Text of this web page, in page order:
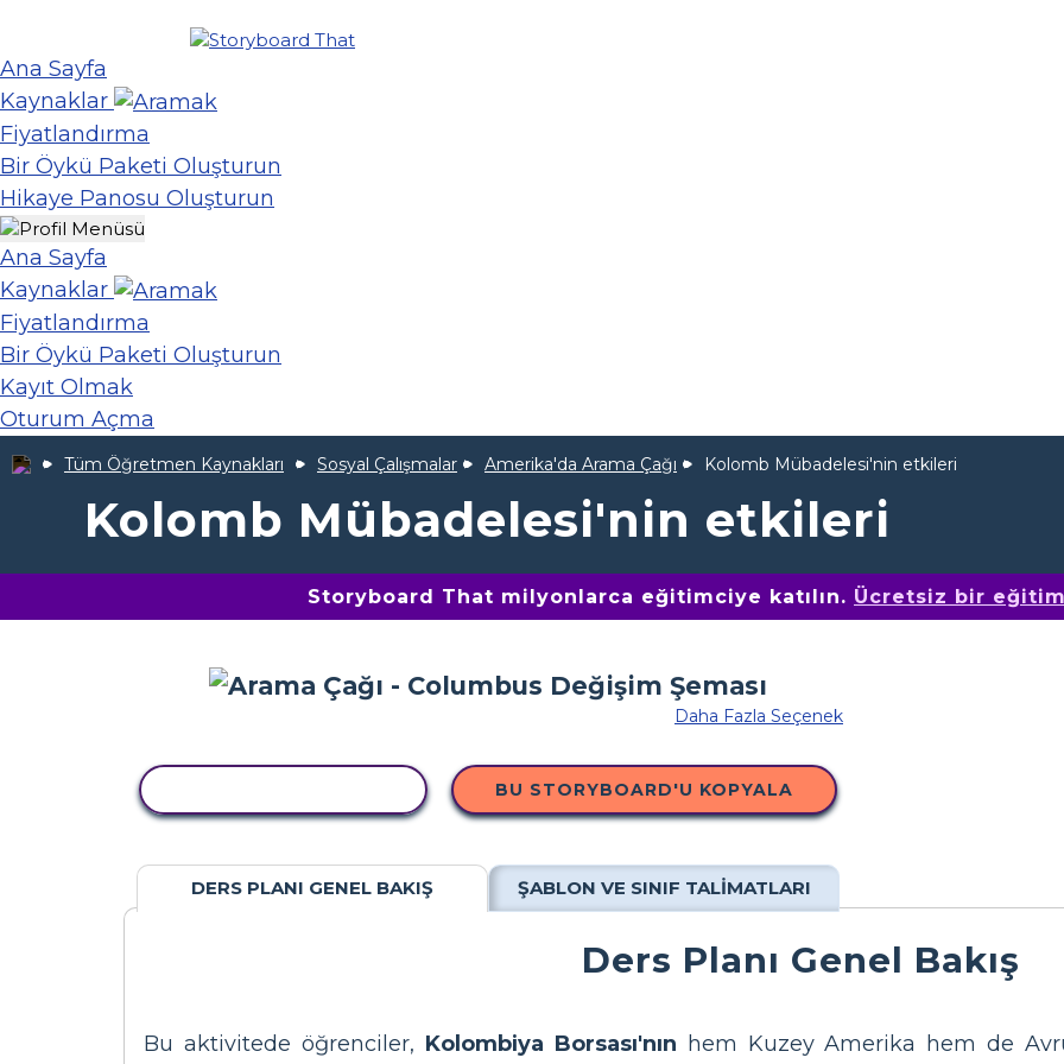
Ana Sayfa
Kaynaklar
Fiyatlandırma
Bir Öykü Paketi Oluşturun
Hikaye Panosu Oluşturun
Ana Sayfa
Kaynaklar
Fiyatlandırma
Bir Öykü Paketi Oluşturun
Kayıt Olmak
Oturum Açma
Tüm Öğretmen Kaynakları Sosyal Çalışmalar Amerika'da Arama Çağı Kolomb Mübadelesi'nin etkileri
Kolomb Mübadelesi'nin etkileri
Storyboard That milyonlarca eğitimciye katılın. Ücretsiz bir
Daha Fazla Seçenek
BU STORYBOARD'U KOPYALA
DERS PLANI GENEL BAKIŞ ŞABLON VE SINIF TALIMATLARI
Ders Planı Genel Bakış
Bu aktivitede öğrenciler, Kolombiya Borsası'nın hem Kuzey Amerika hem de